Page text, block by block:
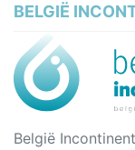
BELGIË
België